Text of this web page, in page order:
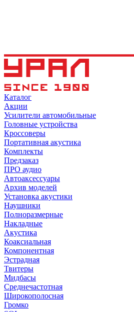
Каталог
Акции
Усилители автомобильные
Головные устройства
Кроссоверы
Портативная акустика
Комплекты
Предзаказ
ПРО аудио
Автоаксессуары
Архив моделей
Установка акустики
Наушники
Полноразмерные
Накладные
Акустика
Коаксиальная
Компонентная
Эстрадная
Твитеры
Мидбасы
Среднечастотная
Широкополосная
Громко